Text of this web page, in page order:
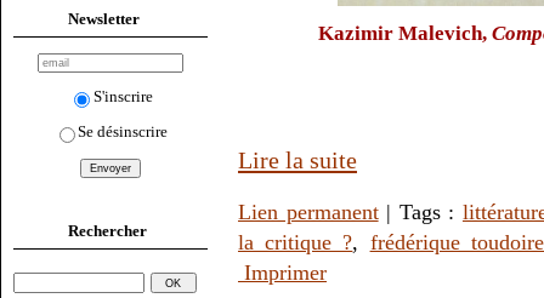
Newsletter
S'inscrire
Se désinscrire
Rechercher
Kazimir Malevich,
Lire la suite
Lien permanent| Tags :
la critique ?, frédérique
Imprimer